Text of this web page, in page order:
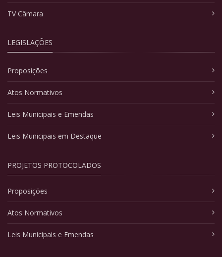
TV Câmara
LEGISLAÇÕES
Proposições
Atos Normativos
Leis Municipais e Emendas
Leis Municipais em Destaque
PROJETOS PROTOCOLADOS
Proposições
Atos Normativos
Leis Municipais e Emendas